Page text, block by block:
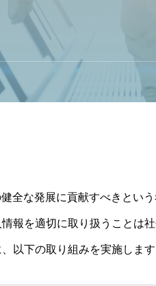
全な発展に貢献すべきとい
報を適切に取り扱うことは
以下の取り組みを実施します